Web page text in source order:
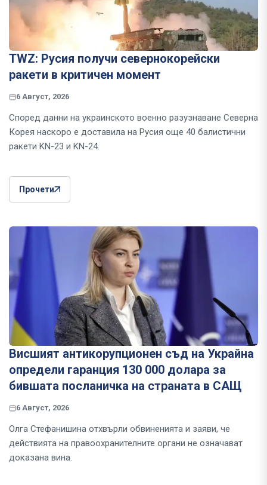
TWZ: Русия получи севернокорейски
ракети в критичен момент
6 Август, 2026
Според данни на украинското военно разузнаване Северна
Корея наскоро е доставила на Русия още 40 балистични
ракети KN-23 и KN-24.
Прочети
Висшият антикорупционен съд на Украйна
определи гаранция 130 000 долара за
бившата посланичка на страната в САЩ
6 Август, 2026
Олга Стефанишина отхвърли обвиненията и заяви, че
действията на правоохранителните органи не означават
доказана вина.